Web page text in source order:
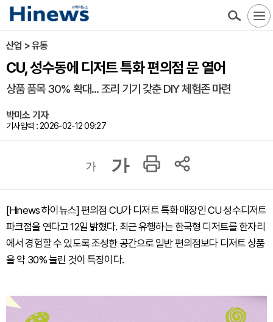
산업 > 유통
CU, 성수동에 디저트 특화 편의점 문 열어
상품 품목 30% 확대... 조리 기기 갖춘 DIY 체험존 마련
박미소 기자
기사입력 : 2026-02-12 09:27
가 가
[Hinews 하이뉴스] 편의점 CU가 디저트 특화 매장인 CU 성수디저트
파크점을 연다고 12일 밝혔다. 최근 유행하는 한국형 디저트를 한자리
에서 경험할 수 있도록 조성한 공간으로 일반 편의점보다 디저트 상품
을 약 30% 늘린 것이 특징이다.